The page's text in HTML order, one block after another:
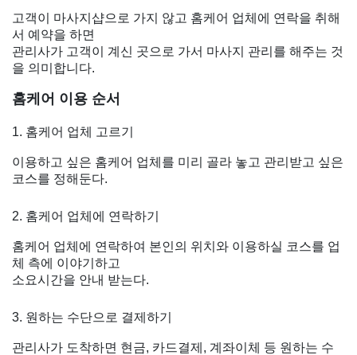
고객이 마사지샵으로 가지 않고 홈케어 업체에 연락을 취해
서 예약을 하면
관리사가 고객이 계신 곳으로 가서 마사지 관리를 해주는 것
을 의미합니다.
홈케어 이용 순서
1. 홈케어 업체 고르기
이용하고 싶은 홈케어 업체를 미리 골라 놓고 관리받고 싶은
코스를 정해둔다.
2. 홈케어 업체에 연락하기
홈케어 업체에 연락하여 본인의 위치와 이용하실 코스를 업
체 측에 이야기하고
소요시간을 안내 받는다.
3. 원하는 수단으로 결제하기
관리사가 도착하면 현금, 카드결제, 계좌이체 등 원하는 수